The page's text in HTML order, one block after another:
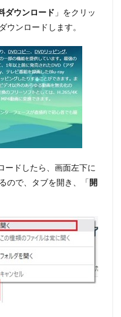
ダウンロード 」 をクリッ
ウンロードします。
ードしたら、画面左下に
ので、タブを開き、
「開